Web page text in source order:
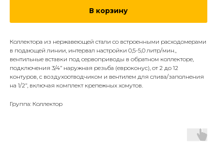
В корзину
Коллектора из нержавеющей стали со встроенными расходомерами
в подающей линии, интервал настройки 0,5-5,0 литр/мин.,
вентильные вставки под сервоприводы в обратном коллекторе,
подключения 3/4’’ наружная резьба (евроконус), от 2 до 12
контуров, с воздухоотводчиком и вентилем для слива/заполнения
на 1/2’’, включая комплект крепежных хомутов.
Группа: Коллектор